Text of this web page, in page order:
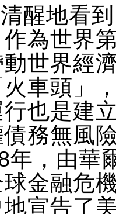
醒地看
為世界
世界經
車頭」
也是建
務無風
年，由華
金融危
宣告了